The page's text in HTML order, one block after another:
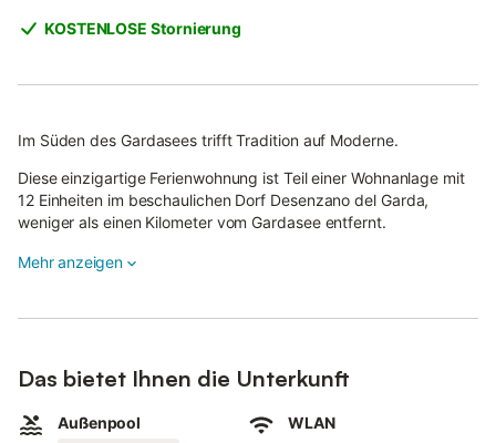
KOSTENLOSE Stornierung
Im Süden des Gardasees trifft Tradition auf Moderne.
Diese einzigartige Ferienwohnung ist Teil einer Wohnanlage mit
12 Einheiten im beschaulichen Dorf Desenzano del Garda,
weniger als einen Kilometer vom Gardasee entfernt.
Die geräumige Ferienwohnung im Finca-Stil verfügt über ein
WLAN.
Mehr anzeigen
Das bietet Ihnen die Unterkunft
Außenpool WLAN